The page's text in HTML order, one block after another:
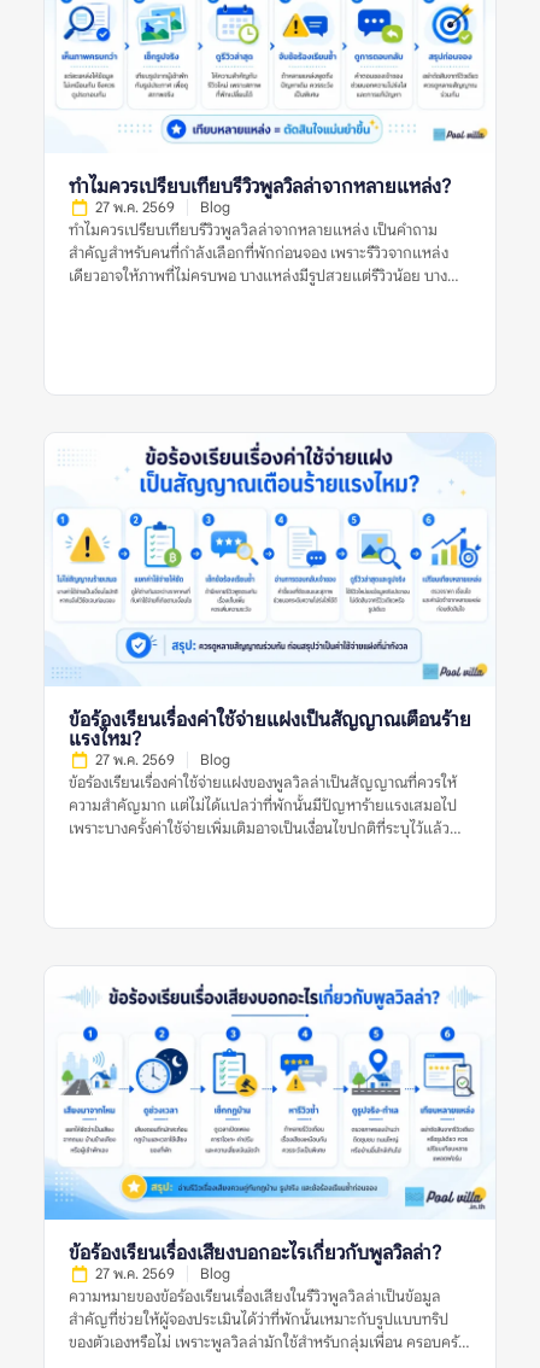
คนบอกว่าสระน้ำขุ่น หลายรีวิวพูดถึงห้องน้ำมีกลิ่น หรือหลายแหล่ง
ระบุว่าเจ้าของที่พักตอบช้าเมื่อเกิดปัญหา ข้อร้องเรียนซ้ำมีน้ำหนัก
มากกว่ารีวิวแย่เดี่ยว ๆ เพราะช่วยบอกว่าปัญหานั้นอาจไม่ได้เกิดขึ้น
แบบบังเอิญ แต่เป็นสิ่งที่พบได้บ่อยหรือยังไม่ได้รับการแก้ไขอย่าง
จริงจัง ตัวอย่างข้อร้องเรียนซ้ำที่ควรระวัง ได้แก่: รีวิวแย่หนึ่งรีวิวอาจ
เป็นเพียงประสบการณ์เฉพาะครั้ง แต่ข้อร้องเรียนซ้ำในรีวิวพูลวิลล่า
ข้อร้องเรียนซ้ำจึงสำคัญกว่ารีวิวแย่ครั้งเดียว? รีวิวแย่เพียงครั้งเดียว
อาจสะท้อนปัญหาจริง แต่ยังไม่เพียงพอที่จะสรุปว่าที่พักมีมาตรฐาน
ไม่ดีเสมอไป ผู้เข้าพักแต่ละคนมีความคาดหวังต่างกัน บางคนอาจให้
คะแนนต่ำเพราะไม่พอใจกฎบ้าน บางคนอาจเจอเหตุการณ์เฉพาะวัน
เช่น ฝนตก ไฟดับชั่วคราว หรือแม่บ้านเข้าทำความสะอาดล่าช้า แต่ถ้า
ปัญหาเดิมปรากฏซ้ำหลายครั้ง โดยเฉพาะในรีวิวล่าสุดหรือในหลาย
ทำไมควรเปรียบเทียบรีวิวพูลวิลล่าจากหลายแหล่ง?
27 พ.ค. 2569 Blog
ทำไมควรเปรียบเทียบรีวิวพูลวิลล่าจากหลายแหล่ง เป็นคำถาม
สำคัญสำหรับคนที่กำลังเลือกที่พักก่อนจอง เพราะรีวิวจากแหล่ง
เดียวอาจให้ภาพที่ไม่ครบพอ บางแหล่งมีรูปสวยแต่รีวิวน้อย บาง
ของเจ้าของที่พัก สิ่งสำคัญคือไม่ควรตัดสินจากรีวิวเดียว รูปเดียว
ก่อนตัดสินใจจอง ทำไมควรเปรียบเทียบรีวิวพูลวิลล่าจากหลาย
แหล่ง หมายถึงอะไร? ทำไมควรเปรียบเทียบรีวิวพูลวิลล่าจากหลาย
แหล่ง หมายถึงการนำข้อมูลจากหลายแพลตฟอร์มหรือหลาย
ประกาศไว้หรือไม่ ไม่ใช่ดูรีวิวจากที่เดียวแล้วสรุปทันทีว่าที่พักดีหรือ
ไม่ดี รีวิวแต่ละแหล่งมีจุดแข็งต่างกัน บางแพลตฟอร์มมีรีวิวจากผู้
เข้าพักจริงจำนวนมาก บางแหล่งมีรูปจากผู้ใช้ที่ช่วยยืนยันสภาพ
ปัจจุบัน บางแหล่งมีคอมเมนต์ที่พูดตรง ๆ เกี่ยวกับข้อเสีย เช่น ทาง
เข้ายาก สระไม่สะอาด กฎเสียงเข้มงวด หรือมีค่าใช้จ่ายเพิ่มเติม การ
เปรียบเทียบจึงไม่ได้ทำเพื่อจับผิดที่พัก แต่ทำเพื่อให้เห็นข้อเท็จจริง
รอบด้าน โดยเฉพาะพูลวิลล่าที่มีราคาต่อคืนค่อนข้างสูงและมักจอง
สำหรับหลายคน หากเลือกผิด ผลกระทบจะเกิดกับทั้งกลุ่ม ไม่ใช่แค่
ผู้จองคนเดียว ทำไมเรื่องนี้จึงสำคัญก่อนจองพูลวิลล่า? พูลวิลล่ามี
รายละเอียดมากกว่าที่พักทั่วไป เพราะต้องดูทั้งบ้านทั้งหลัง สระว่าย
น้ำ ห้องนอน ห้องน้ำ ครัว พื้นที่จอดรถ กฎบ้าน และเงื่อนไขค่าใช้จ่าย
หากดูรีวิวจากแหล่งเดียว อาจเห็นเฉพาะมุมที่แหล่งนั้นนำเสนอเด่น
ที่สุด ตัวอย่างเช่น […]
ข้อร้องเรียนเรื่องค่าใช้จ่ายแฝงเป็นสัญญาณเตือนร้าย
แรงไหม?
27 พ.ค. 2569 Blog
ข้อร้องเรียนเรื่องค่าใช้จ่ายแฝงของพูลวิลล่าเป็นสัญญาณที่ควรให้
ความสำคัญมาก แต่ไม่ได้แปลว่าที่พักนั้นมีปัญหาร้ายแรงเสมอไป
เพราะบางครั้งค่าใช้จ่ายเพิ่มเติมอาจเป็นเงื่อนไขปกติที่ระบุไว้แล้ว
กัน ไม่ใช่ตัดสินจากรีวิวเดียว รูปเดียว หรือคำร้องเรียนเดียว ข้อร้อง
เรียนเรื่องค่าใช้จ่ายแฝงของพูลวิลล่าหมายถึงอะไร? ข้อร้องเรียน
เรื่องค่าใช้จ่ายแฝงของพูลวิลล่า หมายถึงรีวิวที่ผู้เข้าพักพูดถึงค่าใช้
จ่ายที่ไม่คาดคิดหรือไม่เข้าใจตั้งแต่แรก เช่น ราคาที่เห็นในประกาศ
ไม่ใช่ราคาสุทธิ มีค่าทำความสะอาดเพิ่ม มีค่าคนเกิน ค่าไฟ ค่าปรับ
เสียงดัง ค่าเตาปิ้งย่าง หรือค่าหักเงินมัดจำหลังเช็กเอาต์ คำว่า “ค่าใช้
จ่ายแฝง” ไม่ได้หมายความว่าทุกรายการเป็นการเอาเปรียบเสมอไป
บางรายการอาจเป็นค่าใช้จ่ายปกติของที่พัก แต่กลายเป็นปัญหา
เพราะสื่อสารไม่ชัดก่อนจอง หรือผู้เข้าพักไม่ได้อ่านเงื่อนไขให้ครบ
รีวิวที่มีประโยชน์ควรบอกชัดว่า ค่าใช้จ่ายนั้นคืออะไร ถูกแจ้งไว้ก่อน
หรือไม่ เกิดขึ้นเพราะเงื่อนไขใด และเจ้าของที่พักอธิบายอย่างไร หาก
รีวิวมีเพียงคำว่า “มีค่าใช้จ่ายแอบแฝง” แต่ไม่บอกบริบท ควรอ่าน
รีวิวอื่นประกอบก่อนสรุป ทำไมข้อร้องเรียนเรื่องค่าใช้จ่ายแฝงจึง
สำคัญ? พูลวิลล่ามักเป็นที่พักสำหรับกลุ่มเพื่อน ครอบครัว หรือ
หลายครอบครัวที่แชร์ค่าใช้จ่ายกัน หากมีค่าใช้จ่ายเพิ่มที่ไม่ได้
วางแผนไว้ อาจทำให้เกิดความไม่พอใจในกลุ่ม หรือทำให้งบประมาณ
จริงสูงกว่าที่คาด ข้อร้องเรียนเรื่องค่าใช้จ่ายแฝงของพูลวิลล่ายังช่วย
สะท้อนความโปร่งใสของที่พัก หากที่พักแจ้งราคาชัดเจน อธิบาย
ข้อร้องเรียนเรื่องเสียงบอกอะไรเกี่ยวกับพูลวิลล่า?
27 พ.ค. 2569 Blog
ความหมายของข้อร้องเรียนเรื่องเสียงในรีวิวพูลวิลล่าเป็นข้อมูล
สำคัญที่ช่วยให้ผู้จองประเมินได้ว่าที่พักนั้นเหมาะกับรูปแบบทริป
ของตัวเองหรือไม่ เพราะพูลวิลล่ามักใช้สำหรับกลุ่มเพื่อน ครอบครัว